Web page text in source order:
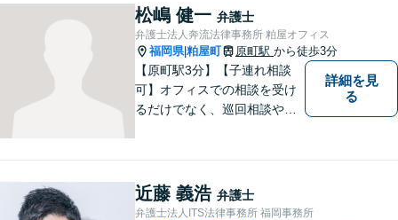
ビジネス上の法的課題まで、
各種法律相談、訴訟・債権回
収等のご依頼を承っておりま
す。
松嶋 健一 弁護士
弁護士法人奔流法律事務所 粕屋オフィス
福岡県|粕屋町 原町駅 から徒歩3分
【原町駅3分】【子連れ相談
可】オフィスでの相談を受け
るだけでなく、巡回相談や出
に対応しております。安心し
てお任せください。
詳細を見
る
近藤 義浩 弁護士
弁護士法人ITS法律事務所 福岡事務所